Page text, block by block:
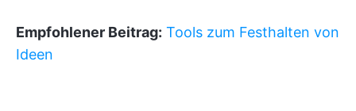
Empfohlener Beitrag: Tools zum Festhalten von
Ideen